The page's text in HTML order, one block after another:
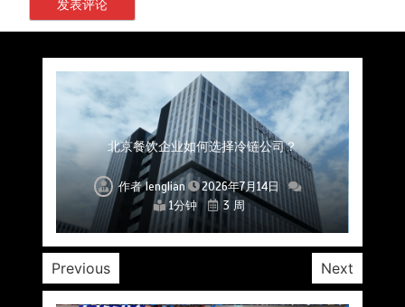
上海餐饮连锁加速，冷链配送如何破解冻品食材
流通难题？
作者lenglian
2026年7月14日
1分钟
3 周
杭州中央厨房布局餐饮连锁，冷链配送如何打通
关键一环
作者lenglian
2026年7月14日
1分钟
3 周
北京餐饮企业如何选择冷链公司？
作者lenglian
2026年7月14日
1分钟
3 周
深圳冷链物流如何护航餐饮连锁？冻品食材流通
全解析
作者lenglian
2026年7月14日
1分钟
3 周
北京餐饮仓配一体化的核心价值与落地实践解析
作者lenglian
2026年7月14日
1分钟
3 周
武汉冻品配送三要素：控温、时效、低成本如何
兼得？
作者lenglian
2026年7月14日
1分钟
3 周
重庆冷链布局解冻食材运输密码，餐饮连锁如何
稳控品质？
作者lenglian
2026年7月14日
1分钟
3 周
Previous Next